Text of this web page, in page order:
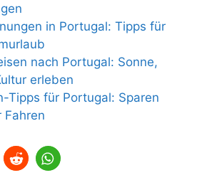
in Portugal: Tipps für
nach Portugal: Sonne,
erleben
Tipps für Portugal: Sparen
Fahren